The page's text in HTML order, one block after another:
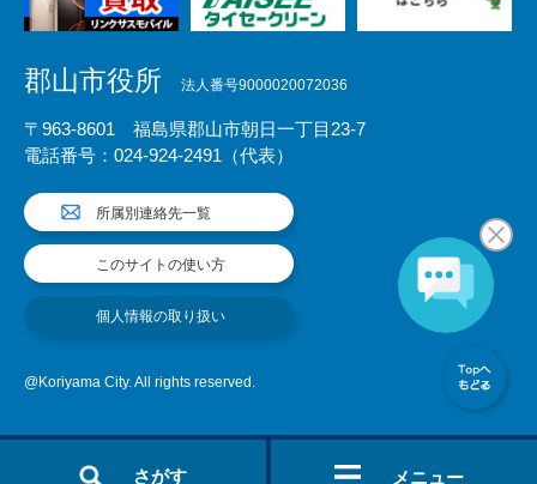
さがす メニュー
郡山市役所 法人番号9000020072036
〒963-8601 福島県郡山市朝日一丁目23-7
電話番号：024-924-2491（代表）
所属別連絡先一覧
このサイトの使い方
個人情報の取り扱い
@Koriyama City. All rights reserved.